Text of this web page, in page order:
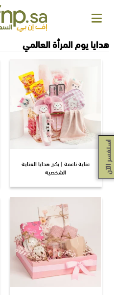
استفسر الآن
هدايا يوم المرأة العالمي
عناية ناعمة | بكج هدايا العناية
الشخصية